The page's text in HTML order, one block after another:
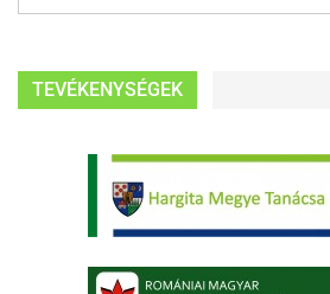
TEVÉKENYSÉGEK